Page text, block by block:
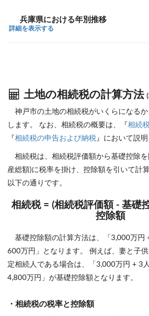
兵庫県における年別推移
詳細を表示する
土地の相続税の計算方法
神戸市の土地の相続税がいくらになる
します。 なお、相続税の概要は、『 相続
『 相続税の申告および納税』において説明
相続税は、相続税評価額から基礎控除
産総額)に税率を掛け、控除額を引いて計
以下の通りです。
相続税 = (相続税評価額 - 基礎
控除額
基礎控除額の計算方法は、「3,000万円
600万円」となります。 例えば、妻と子
定相続人である場合は、「3,000万円 + 3
4,800万円」が基礎控除額となります。
・相続税の税率と控除額